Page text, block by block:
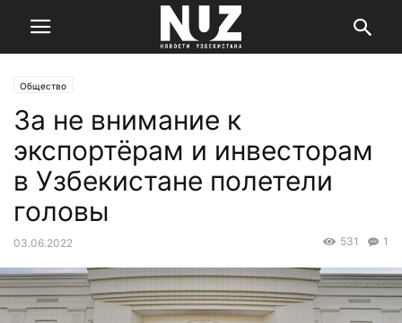
Общество
За не внимание к
экспортёрам и инвесторам
в Узбекистане полетели
головы
03.06.2022 1
531